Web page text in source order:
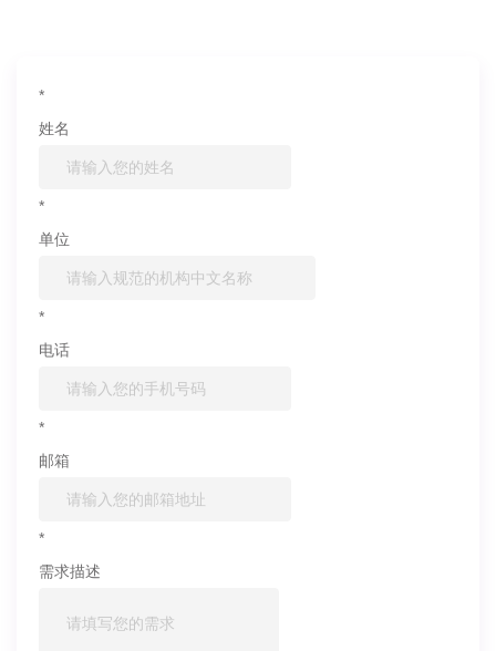
*
姓名
*
单位
*
电话
*
邮箱
*
需求描述